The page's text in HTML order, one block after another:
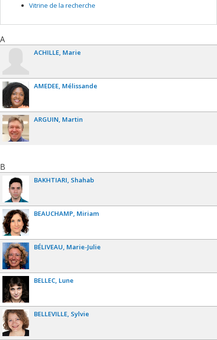
Vitrine de la recherche
A
ACHILLE Marie
AMEDEE Mélissande
ARGUIN Martin
B
BAKHTIARI Shahab
BEAUCHAMP Miriam
BÉLIVEAU Marie-Julie
BELLEC Lune
BELLEVILLE Sylvie